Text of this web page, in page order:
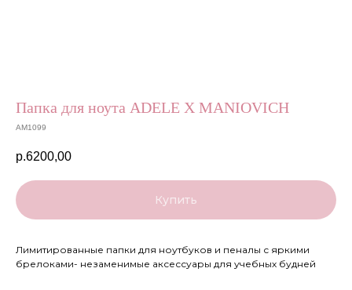
Папка для ноута ADELE X MANIOVICH
AM1099
р.6200,00
Купить
Лимитированные папки для ноутбуков и пеналы с яркими
брелоками- незаменимые аксессуары для учебных будней